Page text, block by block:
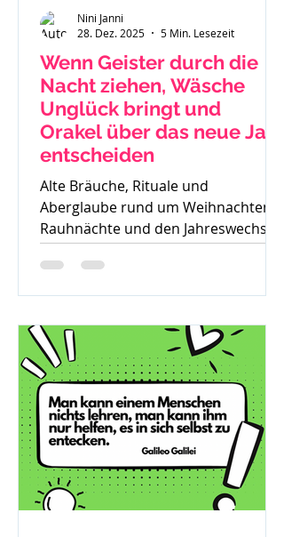
Wenn Geister durch die
Nacht ziehen, Wäsche
Unglück bringt und
Orakel über das neue Jahr
entscheiden
Alte Bräuche, Rituale und
Aberglaube rund um Weihnachten,
Rauhnächte und den Jahreswechsel
– warum früher vieles verboten war
und was davon bis heute geblieben
ist.
Nini Janni
28. Dez. 2025
5 Min. Lesezeit